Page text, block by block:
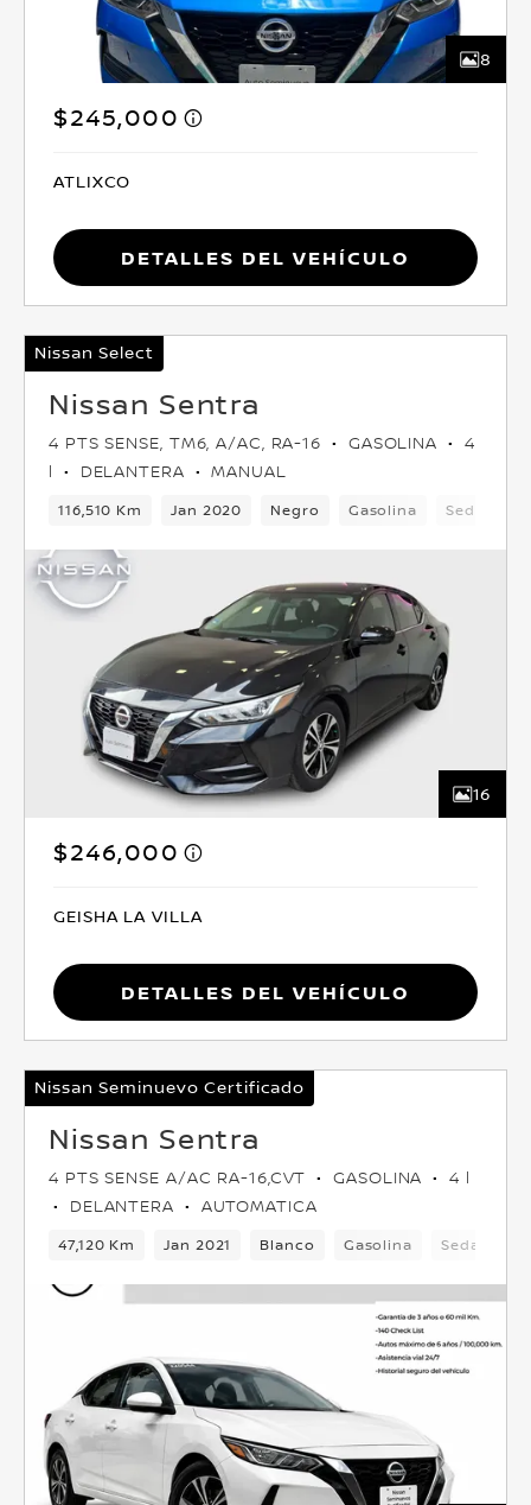
8
$245,000
ATLIXCO
Detalles del vehículo
Nissan Select
Nissan Sentra
4 PTS SENSE, TM6, A/AC, RA-16 GASOLINA
4
l
DELANTERA MANUAL
116,510 Km Jan 2020 Negro Gasolina Sedan
16
$246,000
GEISHA LA VILLA
Detalles del vehículo
Nissan Seminuevo Certificado
Nissan Sentra
4 PTS SENSE A/AC RA-16,CVT GASOLINA
4 l
DELANTERA
AUTOMATICA
47,120 Km Jan 2021 Blanco Gasolina Sedan